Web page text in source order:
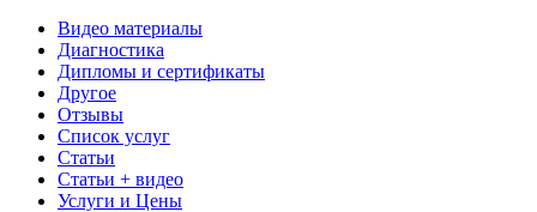
Видео материалы
Диагностика
Дипломы и сертификаты
Другое
Отзывы
Список услуг
Статьи
Статьи + видео
Услуги и Цены